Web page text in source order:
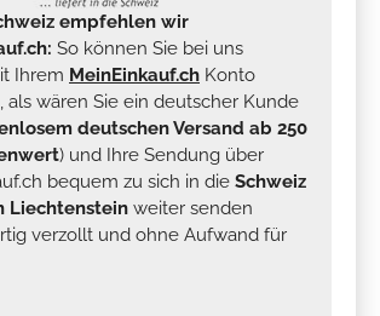
empfehlen wir
So können Sie bei uns
Ihrem MeinEinkauf.ch Konto
als wären Sie ein deutscher Kunde
deutschen Versand ab 250
) und Ihre Sendung über
bequem zu sich in die Schweiz
Liechtenstein weiter senden
verzollt und ohne Aufwand für